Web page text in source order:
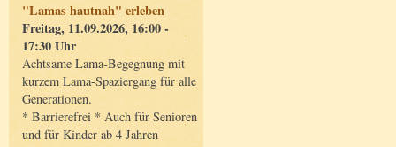
"Lamas hautnah" erleben
Freitag, 11.09.2026, 16:00 -
17:30 Uhr
Achtsame Lama-Begegnung mit
kurzem Lama-Spaziergang für alle
Generationen.
* Barrierefrei * Auch für Senioren
und für Kinder ab 4 Jahren